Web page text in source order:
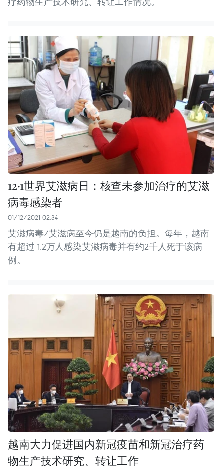
12·1世界艾滋病日：核查未参加治疗的艾滋
病毒感染者
01/12/2021 02:34
艾滋病毒/艾滋病至今仍是越南的负担。每年，越南
有超过 1.2万人感染艾滋病毒并有约2千人死于该病
例。
越南大力促进国内新冠疫苗和新冠治疗药
物生产技术研究、转让工作